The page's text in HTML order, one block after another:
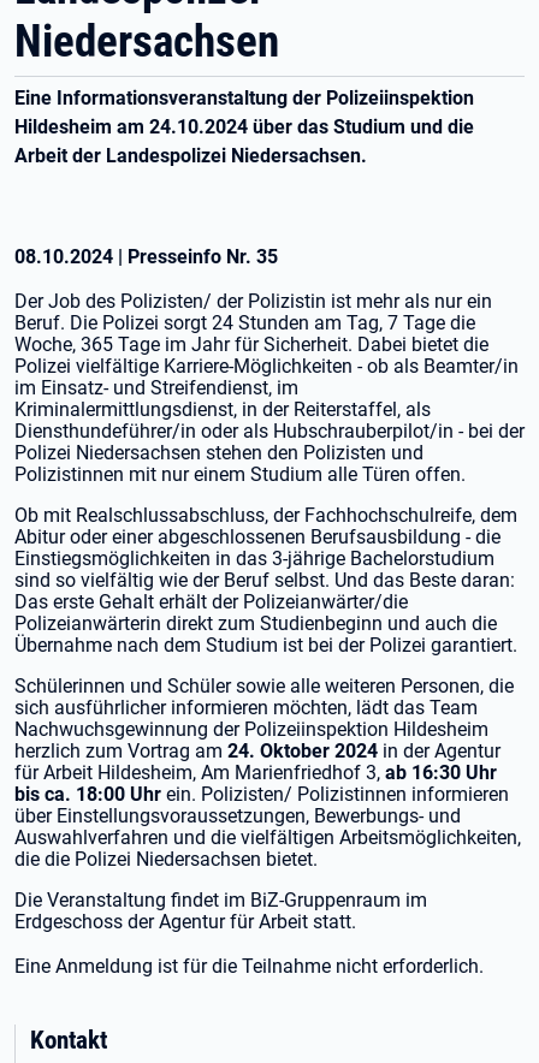
Niedersachsen
Eine Informationsveranstaltung der Polizeiinspektion
Hildesheim am 24.10.2024 über das Studium und die
Arbeit der Landespolizei Niedersachsen.
08.10.2024 | Presseinfo Nr. 35
Der Job des Polizisten/ der Polizistin ist mehr als nur ein
Beruf. Die Polizei sorgt 24 Stunden am Tag, 7 Tage die
Woche, 365 Tage im Jahr für Sicherheit. Dabei bietet die
Polizei vielfältige Karriere-Möglichkeiten - ob als Beamter/in
im Einsatz- und Streifendienst, im
Kriminalermittlungsdienst, in der Reiterstaffel, als
Diensthundeführer/in oder als Hubschrauberpilot/in - bei der
Polizei Niedersachsen stehen den Polizisten und
Polizistinnen mit nur einem Studium alle Türen offen.
Ob mit Realschlussabschluss, der Fachhochschulreife, dem
Abitur oder einer abgeschlossenen Berufsausbildung - die
Einstiegsmöglichkeiten in das 3-jährige Bachelorstudium
sind so vielfältig wie der Beruf selbst. Und das Beste daran:
Das erste Gehalt erhält der Polizeianwärter/die
Polizeianwärterin direkt zum Studienbeginn und auch die
Übernahme nach dem Studium ist bei der Polizei garantiert.
Schülerinnen und Schüler sowie alle weiteren Personen, die
sich ausführlicher informieren möchten, lädt das Team
Nachwuchsgewinnung der Polizeiinspektion Hildesheim
herzlich zum Vortrag am 24. Oktober 2024 in der Agentur
für Arbeit Hildesheim, Am Marienfriedhof 3, ab 16:30 Uhr
bis ca. 18:00 Uhr ein. Polizisten/ Polizistinnen informieren
über Einstellungsvoraussetzungen, Bewerbungs- und
Auswahlverfahren und die vielfältigen Arbeitsmöglichkeiten,
die die Polizei Niedersachsen bietet.
Die Veranstaltung findet im BiZ-Gruppenraum im
Erdgeschoss der Agentur für Arbeit statt.
Eine Anmeldung ist für die Teilnahme nicht erforderlich.
Kontakt